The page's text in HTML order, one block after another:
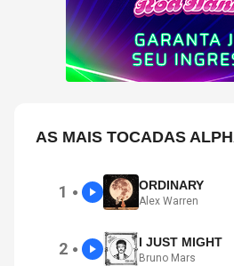
AS MAIS TOCADAS
1 ● ORDINARY
Alex Warren
2 ● I JUST MIGHT
Bruno Mars